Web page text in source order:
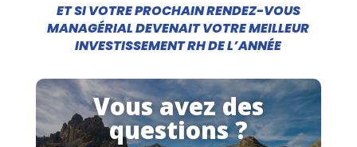
ET SI VOTRE PROCHAIN RENDEZ-VOUS
MANAGÉRIAL DEVENAIT VOTRE MEILLEUR
INVESTISSEMENT RH DE L’ANNÉE
Vous avez des
questions ?